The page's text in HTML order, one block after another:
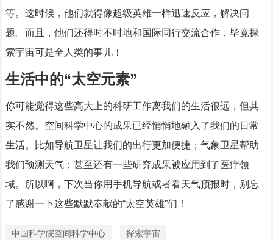
等。这时候，他们就得像超级英雄一样迅速反应，解决问
题。而且，他们还得时不时地和国际同行交流合作，毕竟探
索宇宙可是全人类的事儿！
生活中的“太空元素”
你可能觉得这些高大上的科研工作离我们的生活很远，但其
实不然。空间科学中心的成果已经悄悄地融入了我们的日常
生活。比如导航卫星让我们的出行更加便捷；气象卫星帮助
我们预测天气；甚至还有一些研究成果被应用到了医疗领
域。所以啊，下次当你用手机导航或者看天气预报时，别忘
了感谢一下这些默默奉献的“太空英雄”们！
中国科学院空间科学中心 探索宇宙